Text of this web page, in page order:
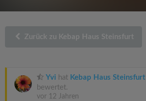
Zurück zu Kebap Haus Steinsfurt
Yvi hat Kebap Haus Steinsfurt
bewertet.
vor 12 Jahren